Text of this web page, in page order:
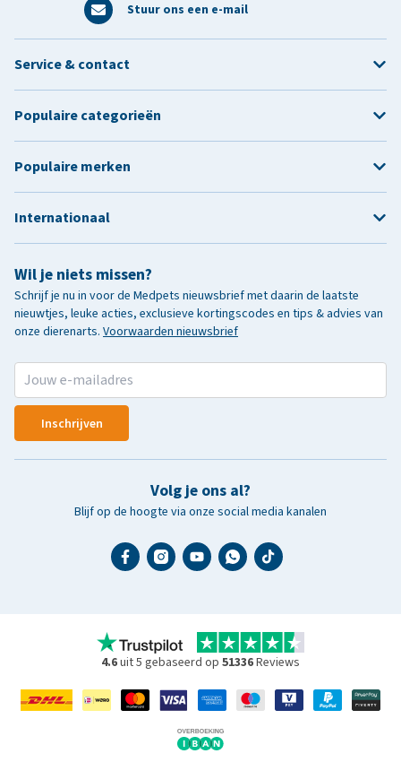
Stuur ons een e-mail
Wil je niets missen?
Schrijf je nu in voor de Medpets nieuwsbrief met daarin de laatste
nieuwtjes, leuke acties, exclusieve kortingscodes en tips & advies van
onze dierenarts. Voorwaarden nieuwsbrief
Inschrijven
Volg je ons al?
Blijf op de hoogte via onze social media kanalen
Service & contact
Populaire categorieën
Populaire merken
Internationaal
4.6uit 5 gebaseerd op 51336Reviews